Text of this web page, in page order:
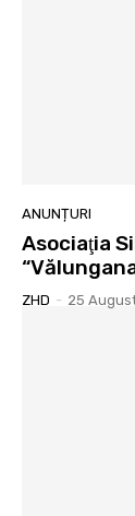
ANUNȚURI
Asociaţia
ZHD - 25